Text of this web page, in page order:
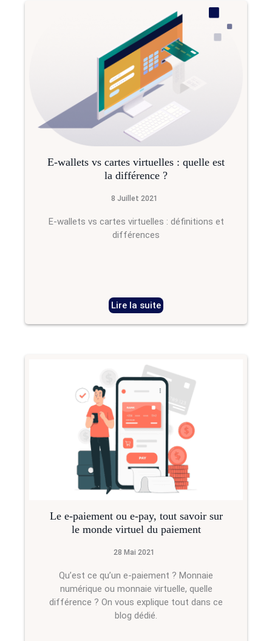
E-wallets vs cartes virtuelles : quelle est
la différence ?
8 Juillet 2021
E-wallets vs cartes virtuelles : définitions et
différences
Lire la suite
Le e-paiement ou e-pay, tout savoir sur
le monde virtuel du paiement
28 Mai 2021
Qu’est ce qu’un e-paiement ? Monnaie
numérique ou monnaie virtuelle, quelle
différence ? On vous explique tout dans ce
blog dédié.